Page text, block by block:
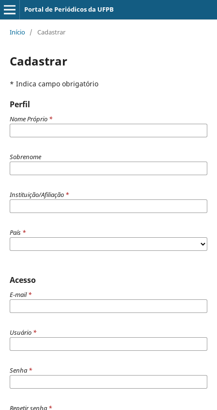
Portal de Periódicos da UFPB
Início / Cadastrar
Cadastrar
* Indica campo obrigatório
Perfil
Nome Próprio *
Sobrenome
Instituição/Afiliação *
País *
Acesso
E-mail*
Usuário *
Senha *
Repetir senha *